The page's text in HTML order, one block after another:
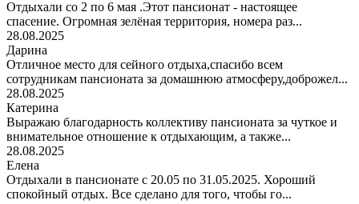
Отдыхали со 2 по 6 мая .Этот пансионат - настоящее
спасение. Огромная зелёная территория, номера раз...
28.08.2025
Дарина
Отличное место для сейного отдыха,спасибо всем
сотрудникам пансионата за домашнюю атмосферу,доброжел...
28.08.2025
Катерина
Выражаю благодарность коллективу пансионата за чуткое и
внимательное отношение к отдыхающим, а также...
28.08.2025
Елена
Отдыхали в пансионате с 20.05 по 31.05.2025. Хороший
спокойный отдых. Все сделано для того, чтобы го...